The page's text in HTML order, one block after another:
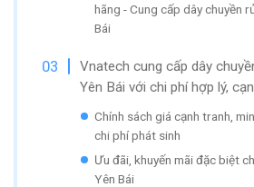
hãng - Cung cấp dây chuyền
Bái
Vnatech cung cấp dây
Yên Bái với chi phí hợp lý,
Chính sách giá cạnh tranh,
chi phí phát sinh
Ưu đãi, khuyến mãi đặc biệt
Yên Bái